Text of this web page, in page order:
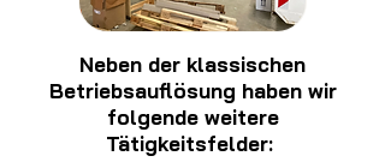
Neben der klassischen
Betriebsauflösung haben wir
folgende weitere
Tätigkeitsfelder: